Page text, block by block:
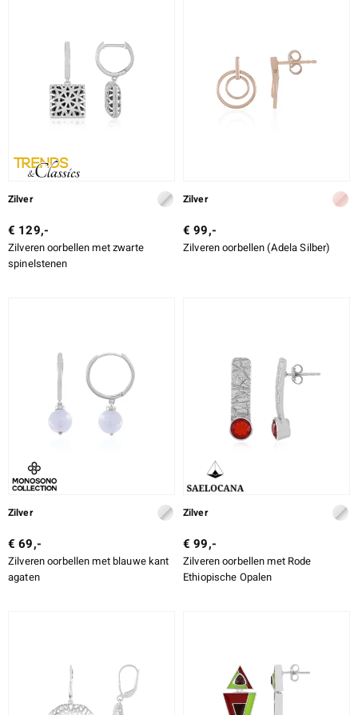
Zilver
€ 129,-
Zilveren oorbellen met zwarte
spinelstenen
Zilver
€ 99,-
Zilveren oorbellen (Adela Silber)
Zilver
€ 69,-
Zilveren oorbellen met blauwe kant
agaten
Zilver
€ 99,-
Zilveren oorbellen met Rode
Ethiopische Opalen